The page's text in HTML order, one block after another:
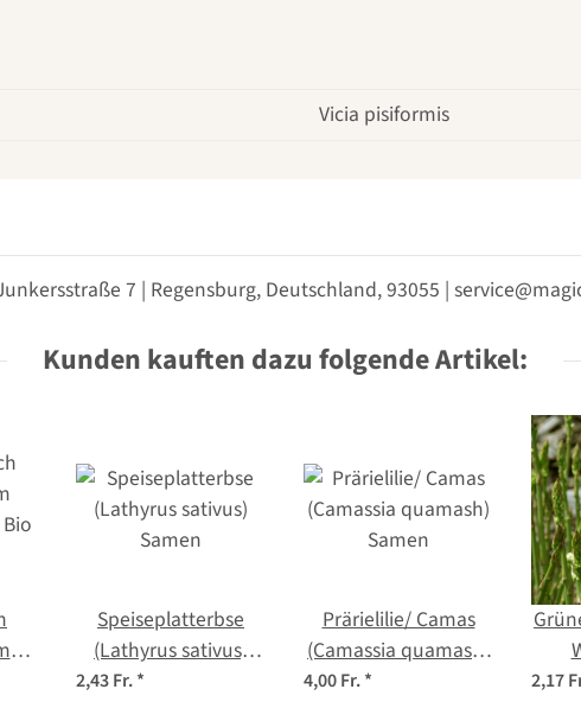
Vicia pisiformis
7 | Regensburg, Deutschland, 93055 |
Kunden kauften dazu folgende Artikel:
Speiseplatterbse
(Lathyrus sativus)
Samen
2,43 Fr.*
Prärielilie/ Camas
(Camassia quamash)
Samen
4,00 Fr.* 2,17